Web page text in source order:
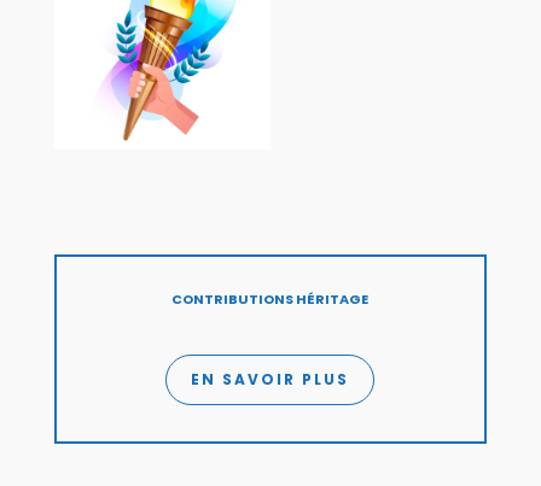
CONTRIBUTIONS HÉRITAGE
EN SAVOIR PLUS